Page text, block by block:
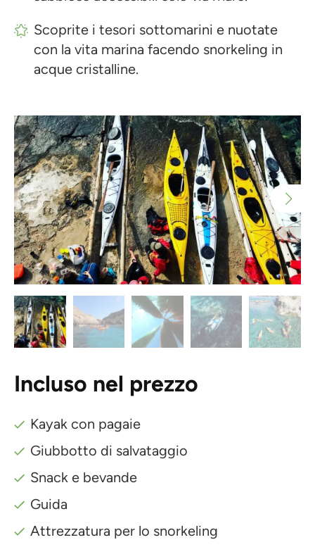
Scoprite i tesori sottomarini e nuotate
con la vita marina facendo snorkeling in
acque cristalline.
Incluso nel prezzo
Kayak con pagaie
Giubbotto di salvataggio
Snack e bevande
Guida
Attrezzatura per lo snorkeling